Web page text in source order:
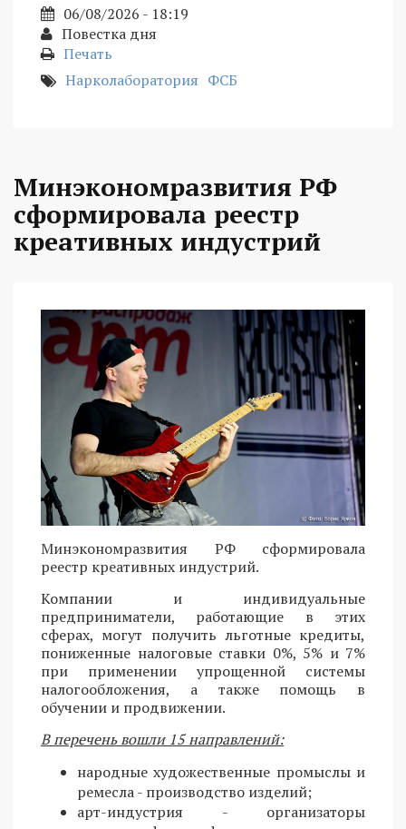
06/08/2026 - 18:19
Повестка дня
Печать
Нарколаборатория ФСБ
Минэкономразвития РФ
сформировала реестр
креативных индустрий
Минэкономразвития РФ сформировала
реестр креативных индустрий.
Компании и индивидуальные
предприниматели, работающие в этих
сферах, могут получить льготные кредиты,
пониженные налоговые ставки 0%, 5% и 7%
при применении упрощенной системы
налогообложения, а также помощь в
обучении и продвижении.
В перечень вошли 15 направлений:
народные художественные промыслы и
ремесла - производство изделий;
арт-индустрия - организаторы